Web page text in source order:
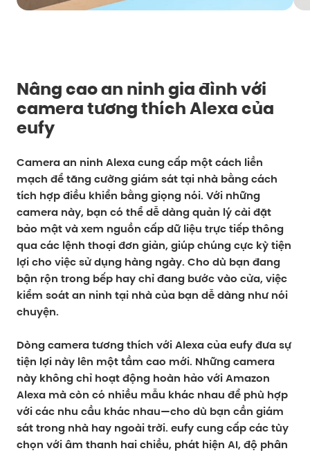
Nâng cao an ninh gia đình với
camera tương thích Alexa của
eufy
Camera an ninh Alexa cung cấp một cách liền
mạch để tăng cường giám sát tại nhà bằng cách
tích hợp điều khiển bằng giọng nói. Với những
camera này, bạn có thể dễ dàng quản lý cài đặt
bảo mật và xem nguồn cấp dữ liệu trực tiếp thông
qua các lệnh thoại đơn giản, giúp chúng cực kỳ tiện
lợi cho việc sử dụng hàng ngày. Cho dù bạn đang
bận rộn trong bếp hay chỉ đang bước vào cửa, việc
kiểm soát an ninh tại nhà của bạn dễ dàng như nói
chuyện.
Dòng camera tương thích với Alexa của eufy đưa sự
tiện lợi này lên một tầm cao mới. Những camera
này không chỉ hoạt động hoàn hảo với Amazon
Alexa mà còn có nhiều mẫu khác nhau để phù hợp
với các nhu cầu khác nhau—cho dù bạn cần giám
sát trong nhà hay ngoài trời. eufy cung cấp các tùy
chọn với âm thanh hai chiều, phát hiện AI, độ phân